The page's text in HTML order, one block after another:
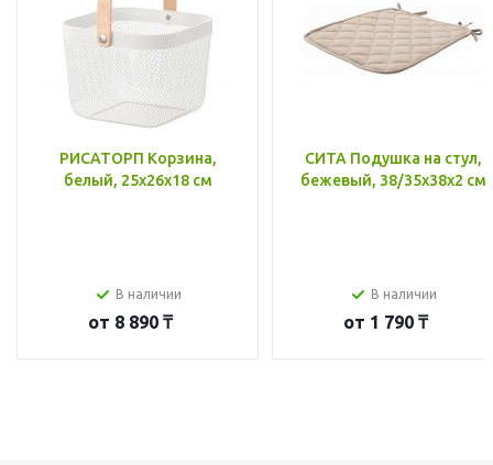
РИСАТОРП Корзина,
белый, 25x26x18 см
В наличии
от 8 890 ₸
СИТА Подушка на стул,
бежевый, 38/35x38x2 см
В наличии
от 1 790 ₸